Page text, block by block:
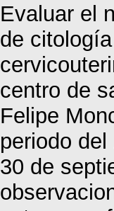
Evaluar el
de citología
centro de
Felipe
periodo del
30 de